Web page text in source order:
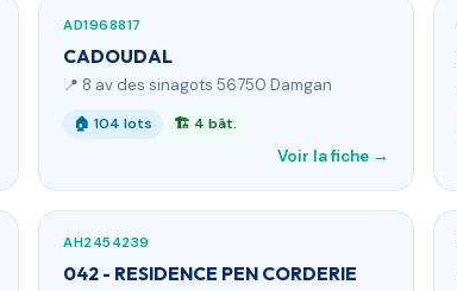
AD1968817
CADOUDAL
📍 8 av des sinagots 56750 Damgan
🏠 104 lots 🏗 4 bât.
Voir la fiche →
AH2454239
042 - RESIDENCE PEN CORDERIE